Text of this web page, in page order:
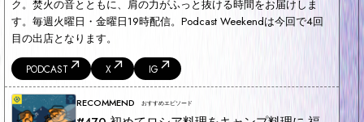
ク。焚火の音とともに、肩の力がふっと抜ける時間をお届けしま
す。毎週火曜日・金曜日19時配信。Podcast Weekendは今回で4回
目の出店となります。
PODCAST X IG
RECOMMEND おすすめエピソード